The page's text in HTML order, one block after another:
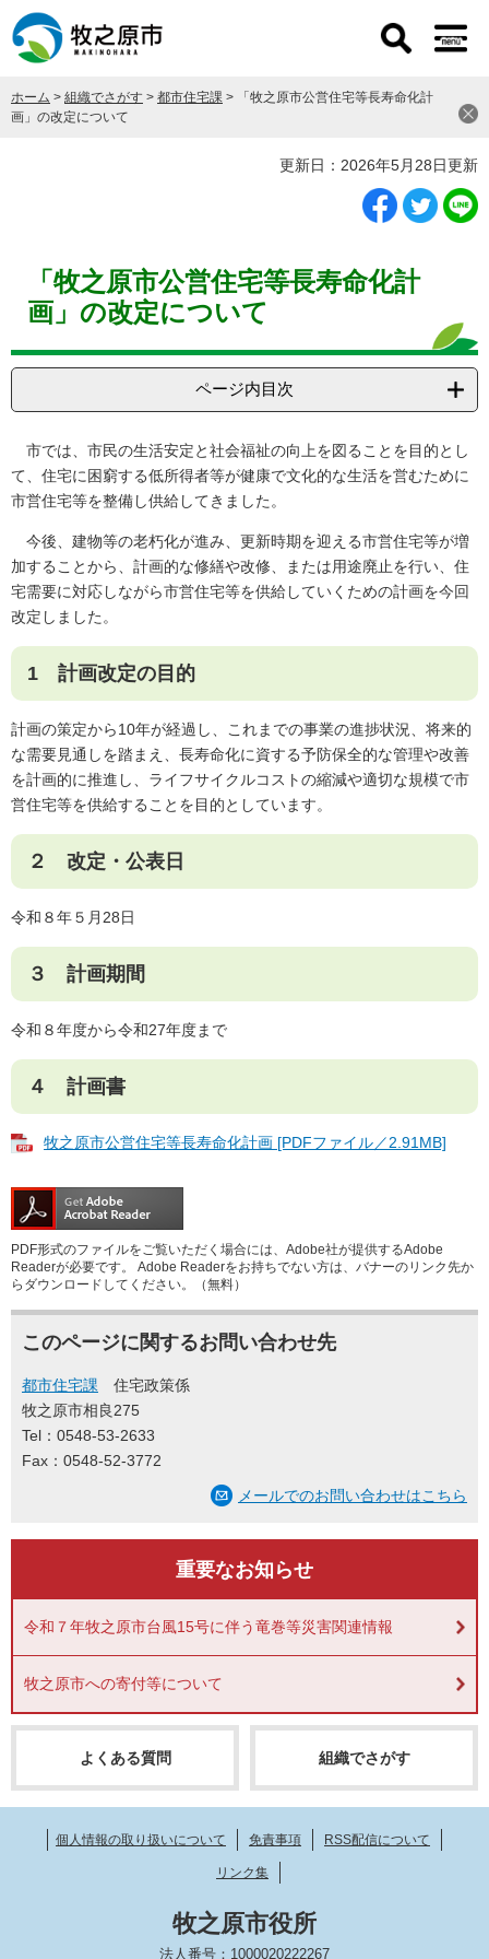
ー
先
頭
ニ
を
飛
ホーム > 組織でさがす > 都市住宅課 >
「牧之原市公営住宅等長寿命化計
画」の改定について
更新日：2026年5月28日更新
「牧之原市公営住宅等長寿命化計
画」の改定について
ページ内目次
市では、市民の生活安定と社会福祉の向上を図ることを目的とし
て、住宅に困窮する低所得者等が健康で文化的な生活を営むために
市営住宅等を整備し供給してきました。
今後、建物等の老朽化が進み、更新時期を迎える市営住宅等が増
加することから、計画的な修繕や改修、または用途廃止を行い、住
宅需要に対応しながら市営住宅等を供給していくための計画を今回
改定しました。
1 計画改定の目的
計画の策定から10年が経過し、これまでの事業の進捗状況、将来的
な需要見通しを踏まえ、長寿命化に資する予防保全的な管理や改善
を計画的に推進し、ライフサイクルコストの縮減や適切な規模で市
営住宅等を供給することを目的としています。
２ 改定・公表日
令和８年５月28日
３ 計画期間
令和８年度から令和27年度まで
４ 計画書
牧之原市公営住宅等長寿命化計画 [PDFファイル／2.91MB]
PDF形式のファイルをご覧いただく場合には、Adobe社が提供するAdobe
Readerが必要です。
Adobe Readerをお持ちでない方は、バナーのリンク先か
らダウンロードしてください。（無料）
このページに関するお問い合わせ先
都市住宅課
住宅政策係
牧之原市相良275
Tel：0548-53-2633
Fax：0548-52-3772
メールでのお問い合わせはこちら
重要なお知らせ
令和７年牧之原市台風15号に伴う竜巻等災害関連情報
牧之原市への寄付等について
よくある質問 組織でさがす
個人情報の取り扱いについて 免責事項 RSS配信について
リンク集
牧之原市役所
法人番号：1000020222267